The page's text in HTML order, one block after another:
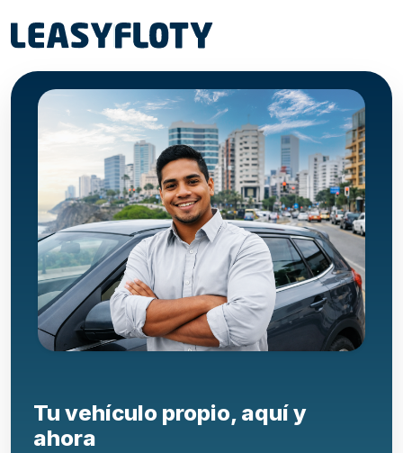
Tu vehículo propio, aquí y
ahora